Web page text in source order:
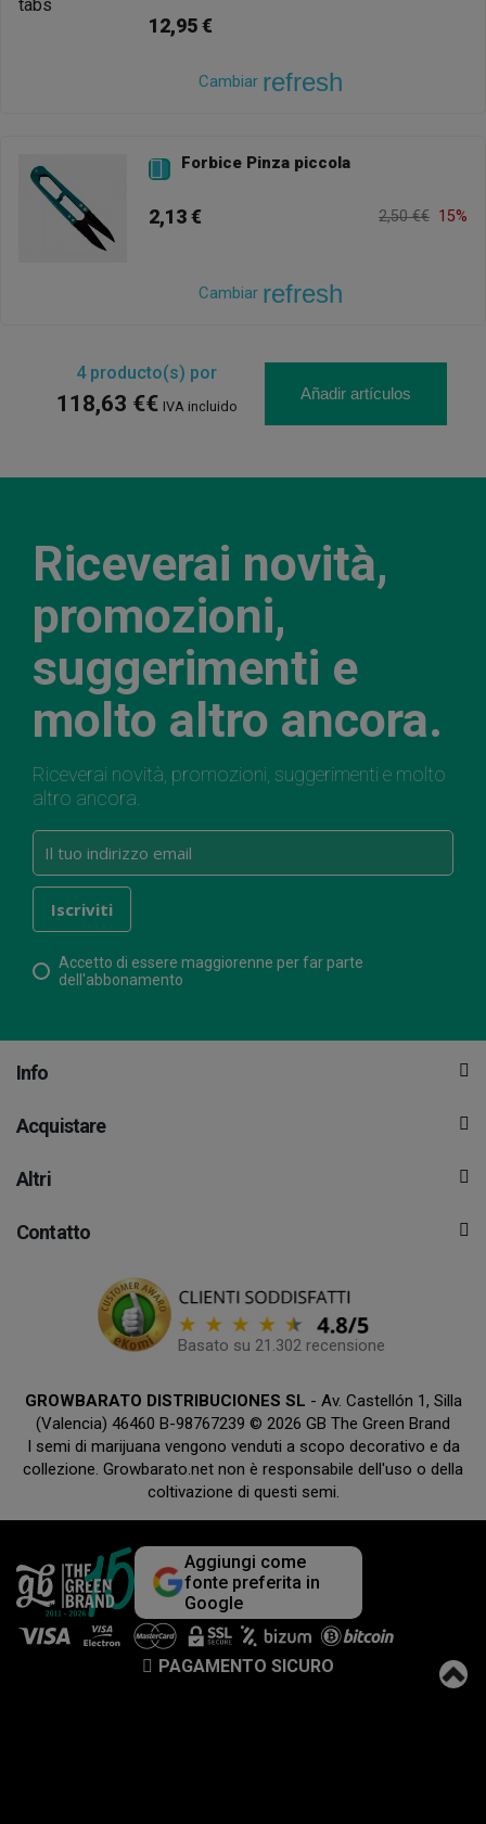
12,95 €
Cambiar refresh
 Forbice Pinza piccola
2,13 € 2,50 €€ 15%
Cambiar refresh
4producto(s) por
118,63 €€ IVA incluido
Añadir artículos
Riceverai novità,
promozioni,
suggerimenti e
molto altro ancora.
Riceverai novità, promozioni, suggerimenti e molto
altro ancora.
Accetto di essere maggiorenne per far parte
dell'abbonamento
Info
Acquistare
Altri
Contatto
Basato su 21.302 recensione
GROWBARATO DISTRIBUCIONES SL - Av. Castellón 1, Silla
(Valencia) 46460 B-98767239 © 2026 GB The Green Brand
I semi di marijuana vengono venduti a scopo decorativo e da
collezione. Growbarato.net non è responsabile dell'uso o della
coltivazione di questi semi.
Aggiungi come
fonte preferita in
Google
PAGAMENTO SICURO